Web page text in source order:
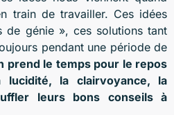
train de travailler. Ces idées
de génie », ces solutions tant
pendant une période de
prend le temps pour le repos
la clairvoyance, la
leurs bons conseils à